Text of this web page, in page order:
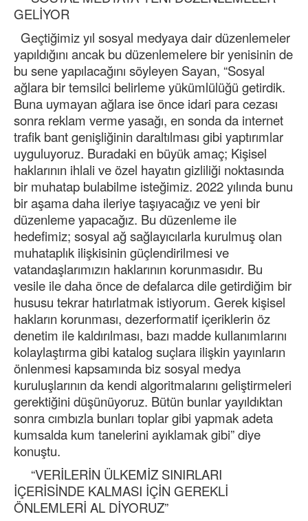
GELİYOR
Geçtiğimiz yıl sosyal medyaya dair düzenlemeler
yapıldığını ancak bu düzenlemelere bir yenisinin de
bu sene yapılacağını söyleyen Sayan, “Sosyal
ağlara bir temsilci belirleme yükümlülüğü getirdik.
Buna uymayan ağlara ise önce idari para cezası
sonra reklam verme yasağı, en sonda da internet
trafik bant genişliğinin daraltılması gibi yaptırımlar
uyguluyoruz. Buradaki en büyük amaç; Kişisel
haklarının ihlali ve özel hayatın gizliliği noktasında
bir muhatap bulabilme isteğimiz. 2022 yılında bunu
bir aşama daha ileriye taşıyacağız ve yeni bir
düzenleme yapacağız. Bu düzenleme ile
hedefimiz; sosyal ağ sağlayıcılarla kurulmuş olan
muhataplık ilişkisinin güçlendirilmesi ve
vatandaşlarımızın haklarının korunmasıdır. Bu
vesile ile daha önce de defalarca dile getirdiğim bir
hususu tekrar hatırlatmak istiyorum. Gerek kişisel
hakların korunması, dezerformatif içeriklerin öz
denetim ile kaldırılması, bazı madde kullanımlarını
kolaylaştırma gibi katalog suçlara ilişkin yayınların
önlenmesi kapsamında biz sosyal medya
kuruluşlarının da kendi algoritmalarını geliştirmeleri
gerektiğini düşünüyoruz. Bütün bunlar yayıldıktan
sonra cımbızla bunları toplar gibi yapmak adeta
kumsalda kum tanelerini ayıklamak gibi” diye
konuştu.
“VERİLERİN ÜLKEMİZ SINIRLARI
İÇERİSİNDE KALMASI İÇİN GEREKLİ
ÖNLEMLERİ AL DİYORUZ”